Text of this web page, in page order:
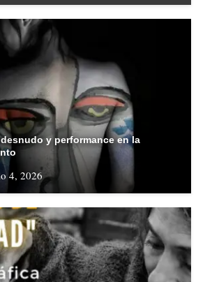
y performance en la
4, 2026